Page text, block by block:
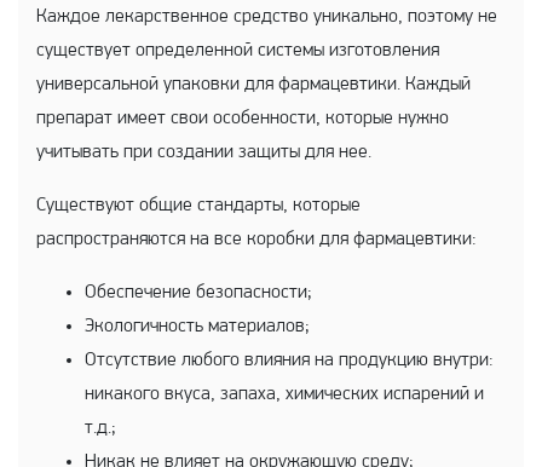
Каждое лекарственное средство уникально, поэтому не
существует определенной системы изготовления
универсальной упаковки для фармацевтики. Каждый
препарат имеет свои особенности, которые нужно
учитывать при создании защиты для нее.
Существуют общие стандарты, которые
распространяются на все коробки для фармацевтики:
Обеспечение безопасности;
Экологичность материалов;
Отсутствие любого влияния на продукцию внутри:
никакого вкуса, запаха, химических испарений и
т.д.;
Никак не влияет на окружающую среду;